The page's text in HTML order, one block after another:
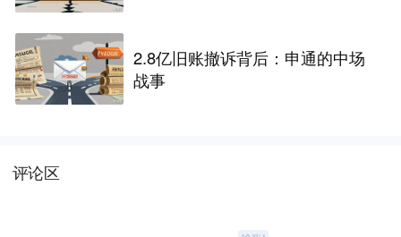
2.8亿旧账撤诉背后：申通的中场
战事
评论区